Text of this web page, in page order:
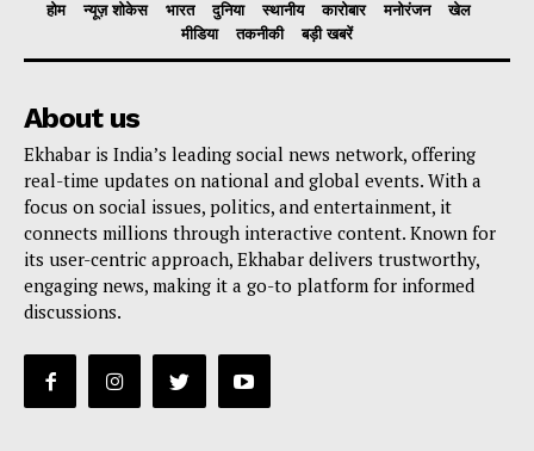
होम न्यूज़ शोकेस भारत दुनिया स्थानीय कारोबार मनोरंजन
खेल
मीडिया
तकनीकी बड़ी खबरें
About us
Ekhabar is India’s leading social news network, offering
real-time updates on national and global events. With a
focus on social issues, politics, and entertainment, it
connects millions through interactive content. Known for
its user-centric approach, Ekhabar delivers trustworthy,
engaging news, making it a go-to platform for informed
discussions.